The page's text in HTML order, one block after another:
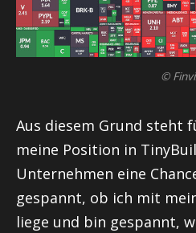
©
Aus diesem Grund steht
meine Position in
Unternehmen eine
gespannt, ob ich mit
liege und bin gespannt,